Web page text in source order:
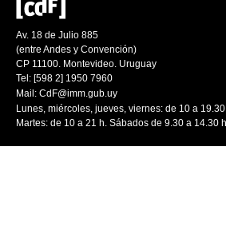
Av. 18 de Julio 885
(entre Andes y Convención)
CP 11100. Montevideo. Uruguay
Tel: [598 2] 1950 7960
Mail: CdF@imm.gub.uy
Lunes, miércoles, jueves, viernes: de 10 a
Martes: de 10 a 21 h. Sábados de 9.30 a 14.30